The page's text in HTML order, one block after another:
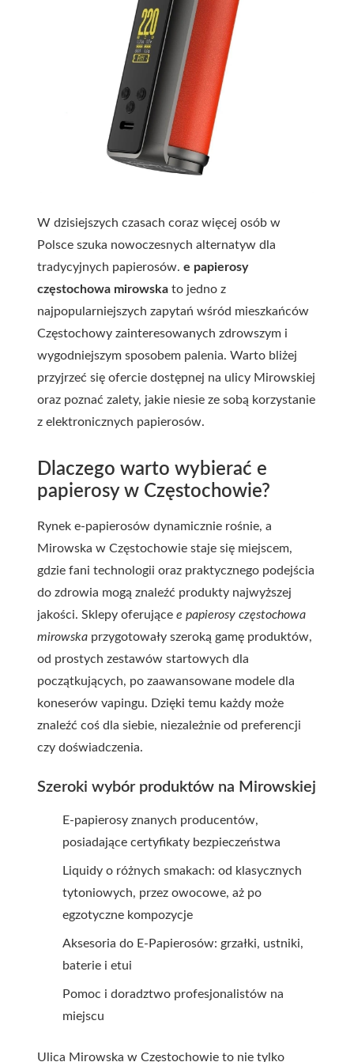
W dzisiejszych czasach coraz więcej osób w
Polsce szuka nowoczesnych alternatyw dla
tradycyjnych papierosów. e papierosy
częstochowa mirowska to jedno z
najpopularniejszych zapytań wśród mieszkańców
Częstochowy zainteresowanych zdrowszym i
wygodniejszym sposobem palenia. Warto bliżej
przyjrzeć się ofercie dostępnej na ulicy Mirowskiej
oraz poznać zalety, jakie niesie ze sobą korzystanie
z elektronicznych papierosów.
Dlaczego warto wybierać e
papierosy w Częstochowie?
Rynek e-papierosów dynamicznie rośnie, a
Mirowska w Częstochowie staje się miejscem,
gdzie fani technologii oraz praktycznego podejścia
do zdrowia mogą znaleźć produkty najwyższej
jakości. Sklepy oferujące e papierosy częstochowa
mirowska przygotowały szeroką gamę produktów,
od prostych zestawów startowych dla
początkujących, po zaawansowane modele dla
koneserów vapingu. Dzięki temu każdy może
znaleźć coś dla siebie, niezależnie od preferencji
czy doświadczenia.
Szeroki wybór produktów na Mirowskiej
E-papierosy znanych producentów,
posiadające certyfikaty bezpieczeństwa
Liquidy o różnych smakach: od klasycznych
tytoniowych, przez owocowe, aż po
egzotyczne kompozycje
Aksesoria do E-Papierosów: grzałki, ustniki,
baterie i etui
Pomoc i doradztwo profesjonalistów na
miejscu
Ulica Mirowska w Częstochowie to nie tylko